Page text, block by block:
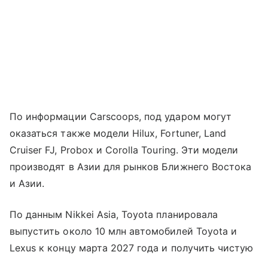
По информации Carscoops, под ударом могут
оказаться также модели Hilux, Fortuner, Land
Cruiser FJ, Probox и Corolla Touring. Эти модели
производят в Азии для рынков Ближнего Востока
и Азии.
По данным Nikkei Asia, Toyota планировала
выпустить около 10 млн автомобилей Toyota и
Lexus к концу марта 2027 года и получить чистую